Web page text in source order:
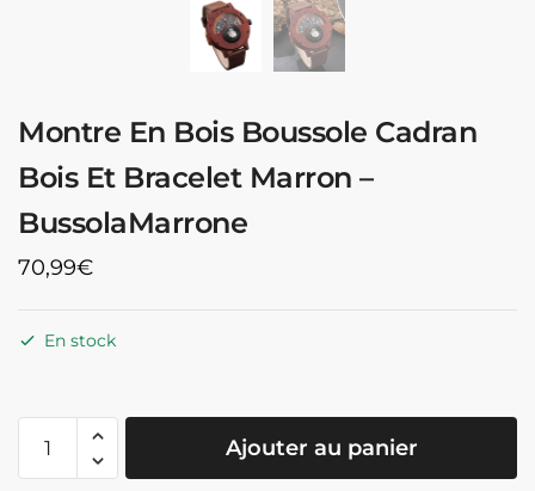
Montre En Bois Boussole Cadran
Bois Et Bracelet Marron –
BussolaMarrone
70,99€
En stock
Ajouter au panier